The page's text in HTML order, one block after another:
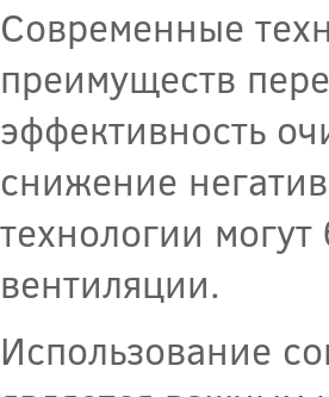
Современные
преимуществ
эффективность
снижение
технологии
вентиляции.
Использование